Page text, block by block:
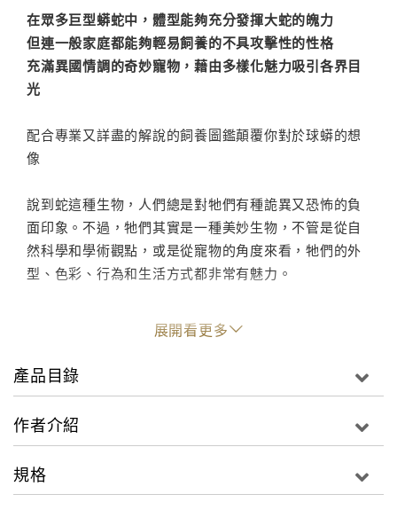
在眾多巨型蟒蛇中，體型能夠充分發揮大蛇的魄力
但連一般家庭都能夠輕易飼養的不具攻擊性的性格
充滿異國情調的奇妙寵物，藉由多樣化魅力吸引各界目
光
配合專業又詳盡的解說的飼養圖鑑顛覆你對於球蟒的想
像
說到蛇這種生物，人們總是對牠們有種詭異又恐怖的負
面印象。不過，牠們其實是一種美妙生物，不管是從自
然科學和學術觀點，或是從寵物的角度來看，牠們的外
型、色彩、行為和生活方式都非常有魅力。
本書所介紹的球蟒扮演了引燃飼養熱潮的關鍵角色之
一。且書中針對這種魅力，盡量以淺顯易懂的方式，介
紹從「開始的第一步」到品系改良必備的「遺傳」知
識。搭配上超專業的解說，以及數量龐大的全彩照片，
獲益良多。
◎詳細介紹球蟒各部位特徵
展開看更多
產品目錄
作者介紹
規格